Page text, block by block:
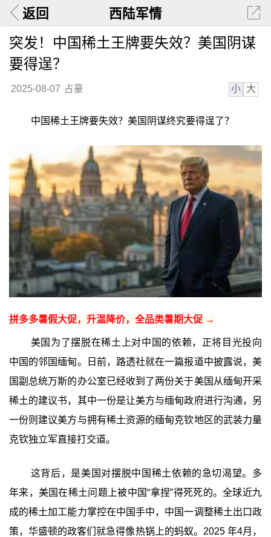
返回 西陆军情
突发！中国稀土王牌要失效？美国阴谋
要得逞？
2025-08-07 占豪 小 大
中国稀土王牌要失效？美国阴谋终究要得逞了？
拼多多暑假大促，升温降价，全品类暑期大促 →
美国为了摆脱在稀土上对中国的依赖，正将目光投向
中国的邻国缅甸。日前，路透社就在一篇报道中披露说，美
国副总统万斯的办公室已经收到了两份关于美国从缅甸开采
稀土的建议书，其中一份是让美方与缅甸政府进行沟通，另
一份则建议美方与拥有稀土资源的缅甸克钦地区的武装力量
克钦独立军直接打交道。
这背后，是美国对摆脱中国稀土依赖的急切渴望。多
年来，美国在稀土问题上被中国“拿捏”得死死的。全球近九
成的稀土加工能力掌控在中国手中，中国一调整稀土出口政
策，华盛顿的政客们就急得像热锅上的蚂蚁。2025 年4月，